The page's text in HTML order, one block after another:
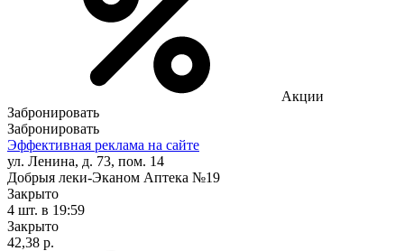
Акции
Забронировать
Забронировать
Эффективная реклама на сайте
ул. Ленина, д. 73, пом. 14
Добрыя леки-Эканом Аптека №19
Закрыто
4 шт. в 19:59
Закрыто
42,38 р.